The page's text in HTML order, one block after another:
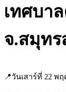
เทศบา
จ.สมุทร
📍วันเสาร์ที่ 22 พ